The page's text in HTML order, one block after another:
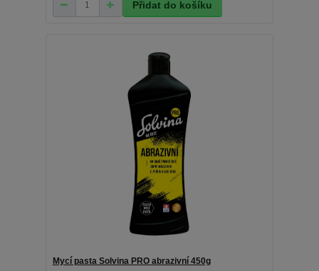
Přidat do košíku
Mycí pasta Solvina PRO abrazivní 450g